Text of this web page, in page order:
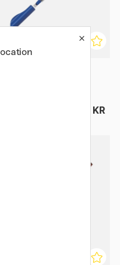
195 KR